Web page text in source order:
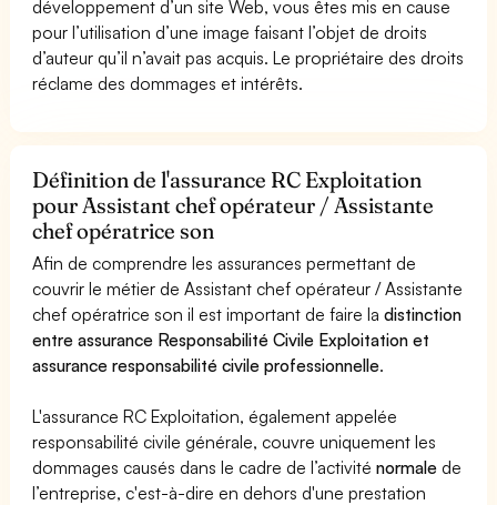
développement d’un site Web, vous êtes mis en cause
pour l’utilisation d’une image faisant l’objet de droits
d’auteur qu’il n’avait pas acquis. Le propriétaire des droits
réclame des dommages et intérêts.
Définition de l'assurance RC Exploitation
pour Assistant chef opérateur / Assistante
chef opératrice son
Afin de comprendre les assurances permettant de
couvrir le métier de Assistant chef opérateur / Assistante
chef opératrice son il est important de faire ladistinction
entre assurance Responsabilité Civile Exploitation et
assurance responsabilité civile professionnelle.
L'assurance RC Exploitation, également appelée
responsabilité civile générale, couvre uniquement les
dommages causés dans le cadre de l’activiténormale de
l’entreprise, c'est-à-dire en dehors d'une prestation